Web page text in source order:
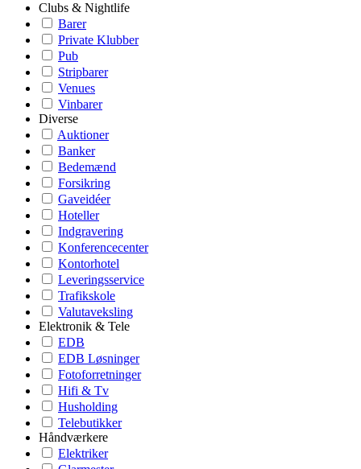
Clubs & Nightlife
Barer
Private Klubber
Pub
Stripbarer
Venues
Vinbarer
Diverse
Auktioner
Banker
Bedemænd
Forsikring
Gaveidéer
Hoteller
Indgravering
Konferencecenter
Kontorhotel
Leveringsservice
Trafikskole
Valutaveksling
Elektronik & Tele
EDB
EDB Løsninger
Fotoforretninger
Hifi & Tv
Husholding
Telebutikker
Håndværkere
Elektriker